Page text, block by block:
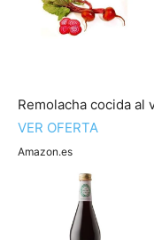
Remolacha cocida al
VER OFERTA
Amazon.es